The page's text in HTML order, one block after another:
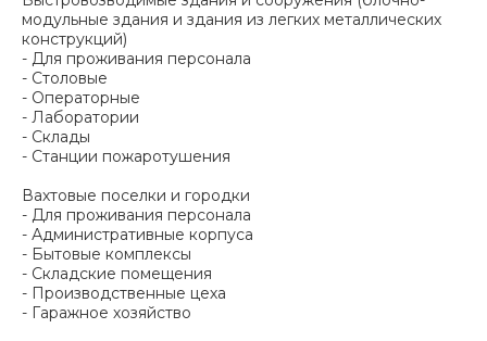
модульные здания и здания из легких металлических
конструкций)
- Для проживания персонала
- Столовые
- Операторные
- Лаборатории
- Склады
- Станции пожаротушения
Вахтовые поселки и городки
- Для проживания персонала
- Административные корпуса
- Бытовые комплексы
- Складские помещения
- Производственные цеха
- Гаражное хозяйство